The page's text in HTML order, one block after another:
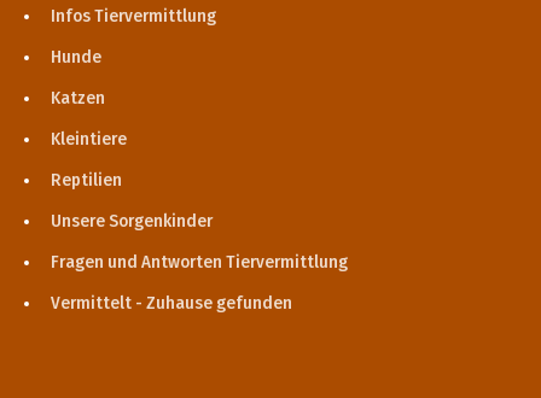
Infos Tiervermittlung
Hunde
Katzen
Kleintiere
Reptilien
Unsere Sorgenkinder
Fragen und Antworten Tiervermittlung
Vermittelt - Zuhause gefunden